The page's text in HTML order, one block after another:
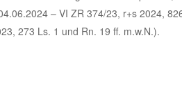
– VI ZR 374/23, r+s 2024,
273 Ls. 1 und Rn. 19 ff. m.w.N.).